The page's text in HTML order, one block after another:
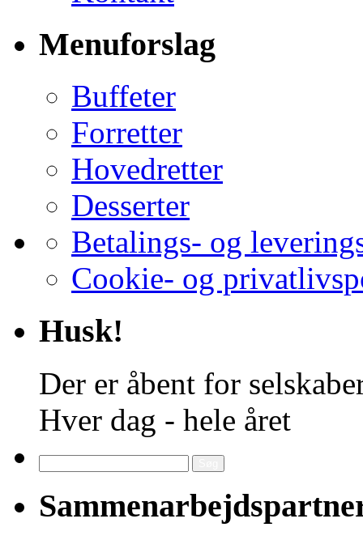
Menuforslag
Buffeter
Forretter
Hovedretter
Desserter
Betalings- og
Cookie- og
Husk!
Der er åbent for
Hver dag - hele året
efter: